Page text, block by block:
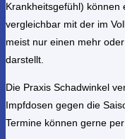
Krankheitsgefühl) können
vergleichbar mit der im
meist nur einen mehr
darstellt.
Die Praxis Schadwinkel
Impfdosen gegen die
Termine können gerne